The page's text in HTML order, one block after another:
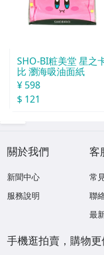
SHO-BI粧美堂 星之
比 瀏海吸油面紙
¥ 598
$ 121
關於我們
新聞中心
服務說明
客
常
聯
最
手機逛拍賣，購物更